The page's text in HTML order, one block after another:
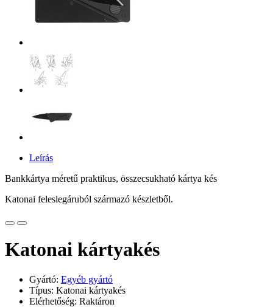
Leírás
Bankkártya méretű praktikus, összecsukható kártya kés
Katonai feleslegáruból származó készletből.
Katonai kártyakés
Gyártó: Egyéb gyártó
Típus: Katonai kártyakés
Elérhetőség: Raktáron